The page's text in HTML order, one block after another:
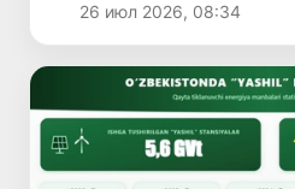
26 июл 2026, 08:34